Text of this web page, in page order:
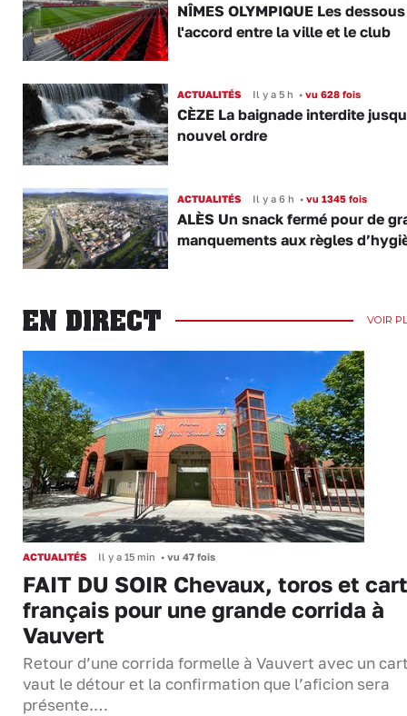
NÎMES OLYMPIQUE Les
l'accord entre la ville et le club
ACTUALITÉS Il y a 5 h •vu 628 fois
CÈZE La baignade interdite
nouvel ordre
ACTUALITÉS Il y a 6 h •vu 1345 fois
ALÈS Un snack fermé pour de
manquements aux règles
EN DIRECT VOIR
ACTUALITÉS Il y a 15 min • vu 47 fois
FAIT DU SOIR Chevaux, toros et
français pour une grande corrida à
Vauvert
Retour d’une corrida formelle à Vauvert avec un
vaut le détour et la confirmation que l’aficion sera
présente.…